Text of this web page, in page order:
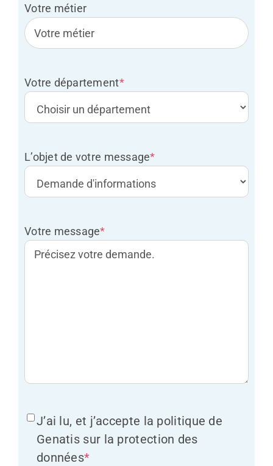
Votre métier
Votre département*
L’objet de votre message*
Votre message*
RGPD*
J’ai lu, et j’accepte la politique de
Genatis sur la protection des
données*